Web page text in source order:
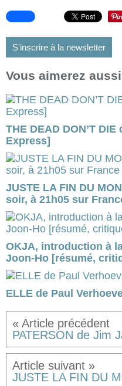
S'inscrire à la newsletter
Vous aimerez
THE DEAD DON’T
Express]
JUSTE LA FIN DU
soir, à 21h05 sur
OKJA, introduction à
Joon-Ho [résumé,
ELLE de Paul